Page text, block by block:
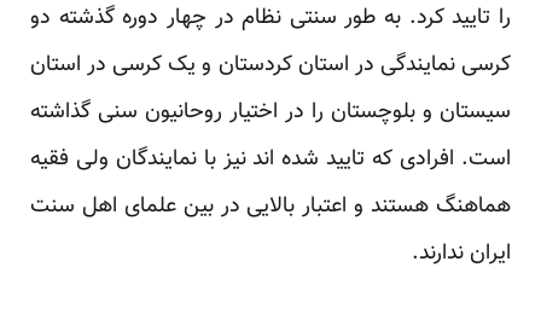
را تایید کرد. به طور سنتی نظام در چهار دوره گذشته دو
کرسی نمایندگی در استان کردستان و یک کرسی در استان
سیستان و بلوچستان را در اختیار روحانیون سنی گذاشته
است. افرادی که تایید شده اند نیز با نمایندگان ولی فقیه
هماهنگ هستند و اعتبار بالایی در بین علمای اهل سنت
ایران ندارند.